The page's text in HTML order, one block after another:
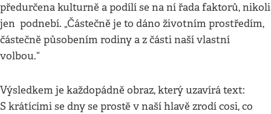
předurčena kulturně a podílí se na ní řada faktorů, nikoli
jen podnebí. „Částečně je to dáno životním prostředím,
částečně působením rodiny a z části naší vlastní
volbou.“
Výsledkem je každopádně obraz, který uzavírá text:
S krátícími se dny se prostě v naší hlavě zrodí cosi, co